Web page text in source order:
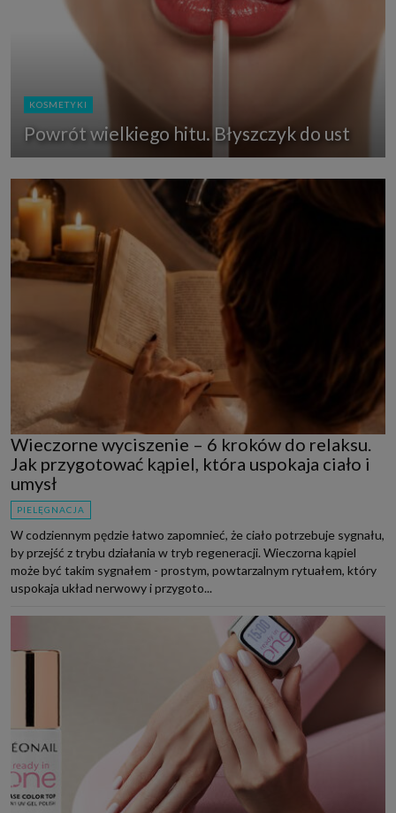
KOSMETYKI
Powrót wielkiego hitu. Błyszczyk do ust
Wieczorne wyciszenie – 6 kroków do relaksu.
Jak przygotować kąpiel, która uspokaja ciało i
umysł
PIELĘGNACJA
W codziennym pędzie łatwo zapomnieć, że ciało potrzebuje sygnału,
by przejść z trybu działania w tryb regeneracji. Wieczorna kąpiel
może być takim sygnałem - prostym, powtarzalnym rytuałem, który
uspokaja układ nerwowy i przygoto...